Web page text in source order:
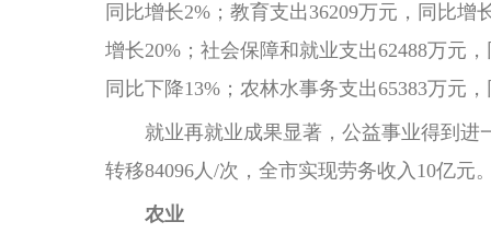
同比增长2%；教育支出36209万元，同比
增长20%；社会保障和就业支出62488万元
同比下降13%；农林水事务支出65383万元
就业再就业成果显著，公益事业得到进一
转移84096人/次，全市实现劳务收入10亿元
农业